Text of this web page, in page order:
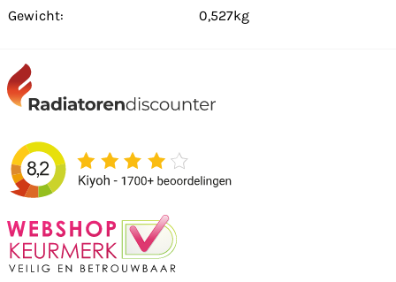
Gewicht: 0,527kg